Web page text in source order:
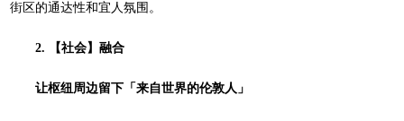
街区的通达性和宜人氛围。
2. 【社会】融合
让枢纽周边留下「来自世界的伦敦人」